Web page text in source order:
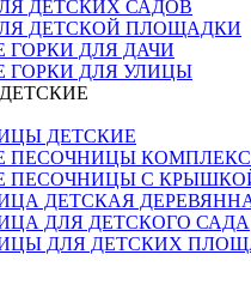
ДЕТСКИХ САДОВ
ДЕТСКОЙ ПЛОЩАДКИ
ГОРКИ ДЛЯ ДАЧИ
ГОРКИ ДЛЯ УЛИЦЫ
ДЕТСКИЕ
ПЕСОЧНИЦЫ
ПЕСОЧНИЦЫ С
ДЕТСКАЯ
ДЛЯ ДЕТСКОГО САДА
ДЛЯ ДЕТСКИХ